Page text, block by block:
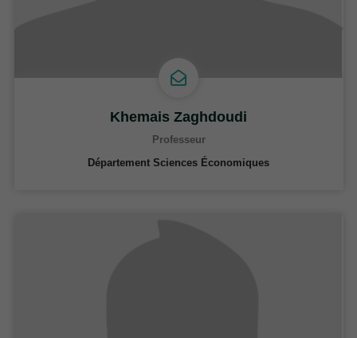
Khemais Zaghdoudi
Professeur
Département Sciences Économiques